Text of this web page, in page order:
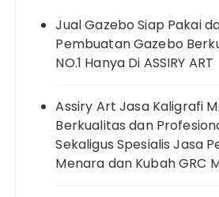
Jual Gazebo Siap Pakai
Pembuatan Gazebo
NO.1 Hanya Di ASSIRY ART
Assiry Art Jasa Kaligrafi
Berkualitas dan
Sekaligus Spesialis Jasa
Menara dan Kubah GRC